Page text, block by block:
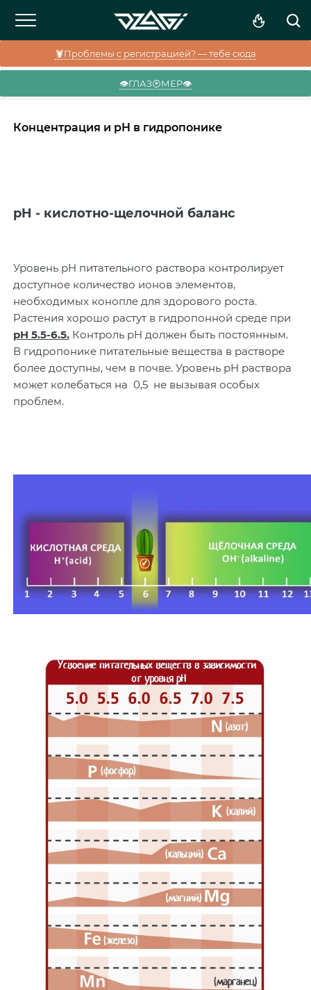
🦞Проблемы с регистрацией? — тебе сюда
👁️ГЛАЗ⦿МЕР👁️
Концентрация и pH в гидропонике
pH - кислотно-щелочной баланс
Уровень pH питательного раствора контролирует
доступное количество ионов элементов,
необходимых конопле для здорового роста.
Растения хорошо растут в гидропонной среде при
pH 5.5-6.5. Контроль pH должен быть постоянным.
В гидропонике питательные вещества в растворе
более доступны, чем в почве. Уровень рН раствора
может колебаться на 0,5 не вызывая особых
проблем.